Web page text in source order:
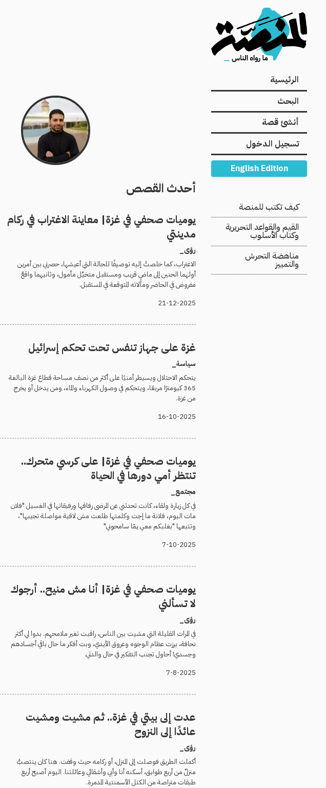
Main
navigation
الرئيسية
البحث
أنشئ قصة
تسجيل الدخول
English Edition
Secondary
Navigation
كيف تكتب للمنصة
القيم والقواعد التحريرية
وكتاب الأسلوب
مناهضة التحرش
والتمييز
أحدث القصص
يوميات صحفي في غزة| معاينة الاغتراب في ركام
مدينتي
رؤى_
الاغتراب، كما خلصتُ إليه توصيفًا للحالة التي أعيشها، حصرني بين أمرين
أولهما الحنين إلى ماضٍ قريب ومستقبل متخيَّل مأمول، وثانيهما واقعٌ
مفروض في الحاضر ومآلاته المتوقعة في المستقبل.
21-12-2025
غزة على جهاز تنفس تحت تحكم إسرائيل
سياسة_
يتحكم الاحتلال ويسيطر أمنيًا على أكثر من نصف مساحة قطاع غزة البالغة
365 كيومترًا مربعًا، ويتحكم في وصول الكهرباء والماء، ومن يدخل أو يخرج
من غزة.
16-10-2025
يوميات صحفي في غزة| على كرسي متحرك..
تنتظر أمي دورها في الحياة
مجتمع_
في كل زيارة ولقاء، كانت تحدثني عن المرضى رفاقها ورفيقاتها في الغسيل "فلان
مات اليوم، فلانة ما إجت وكلمتها طلعت مش لاقية مواصلة تجيبها"،
وتتبعها "بغلبكم معي يمّا سامحوني"
7-10-2025
يوميات صحفي في غزة| أنا مش منيح.. أرجوك
لا تسألني
رؤى_
في المرات القليلة التي مشيت بين الناس، راقبت تغير ملامحهم. بدوا لي أكثر
نحافة، برزت عظام الوجوه وعروق الأيدي، وبت أفكر ما حال باقي أجسادهم
وجسدي! أحاول تجنب التفكير في حال والدتي.
7-8-2025
عدت إلى بيتي في غزة.. ثم مشيت ومشيت
عائدًا إلى النزوح
رؤى_
أكملت الطريق فوصلت إلى المنزل، أو ركامه حيث وقفت. هنا كان ينتصبُّ
منزلٌ من أربع طوابق، أسكنه أنا وأبي وأشقائي وعائلتنا. اليوم أصبح أربع
طبقات متراصة من الكتل الأسمنتية المدمرة.